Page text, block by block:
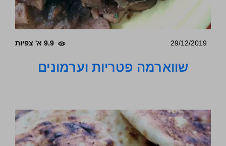
29/12/2019 9.9 א' צפיות
שווארמה פטריות וערמונים